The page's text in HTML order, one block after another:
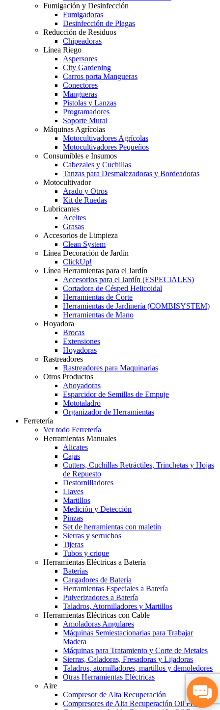
Fumigación y Desinfección
Fumigadoras
Desinfección de Plagas
Reducción de Residuos
Chipeadoras
Línea Riego
Aspersores
City Gardening
Carros porta Mangueras
Conectores
Mangueras
Pistolas y Lanzas
Programadores
Soporte Mural
Máquinas Agrícolas
Motocultivadores Agrícolas
Motocultivadores Pequeños
Consumibles e Insumos
Cabezales y Cuchillas
Tanzas para Desmalezadoras y Bordeadoras
Motocultivador
Arado y Otros
Kit de Ruedas
Lubricantes
Aceites
Grasas
Accesorios de Limpieza
Clean System
Línea Decoración de Jardín
ClickUp!
Línea Herramientas para el Jardín
Accesorios para el Jardín (ESPECIALES)
Cortadora de Césped Helicoidal
Herramientas de Corte
Herramientas de Jardinería (COMBISYSTEM)
Herramientas de Mano
Hoyadora
Brocas
Extensiones
Hoyadoras
Rastreadores
Rastreadores para Maquinarias
Otros Productos
Ahoyadoras
Esparcidor de Semillas de Empuje
Mototaladro
Organizador de Herramientas
Ferretería
Ver todo Ferretería
Herramientas Manuales
Alicates
Cajas
Cutters, Cuchillas Retráctiles, Trinchetas y Hojas
de Repuesto
Destornilladores
Llaves
Martillos
Medición y Detección
Pinzas
Set de herramientas con maletín
Sierras y serruchos
Tijeras
Tubos y crique
Herramientas Eléctricas a Batería
Baterías
Cargadores de Batería
Herramientas Especiales a Batería
Pulverizadores a Batería
Taladros, Atornilladores y Martillos
Herramientas Eléctricas con Cable
Amoladoras Angulares
Máquinas Semiestacionarias para Trabajar
Madera
Máquinas para Tratamiento y Corte de Metales
Sierras, Caladoras, Fresadoras y Lijadoras
Taladros, atornilladores, martillos y demoledores
Otras Herramientas Eléctricas
Aire
Compresor de Alta Recuperación
Compresores de Alta Recuperación Oil Free